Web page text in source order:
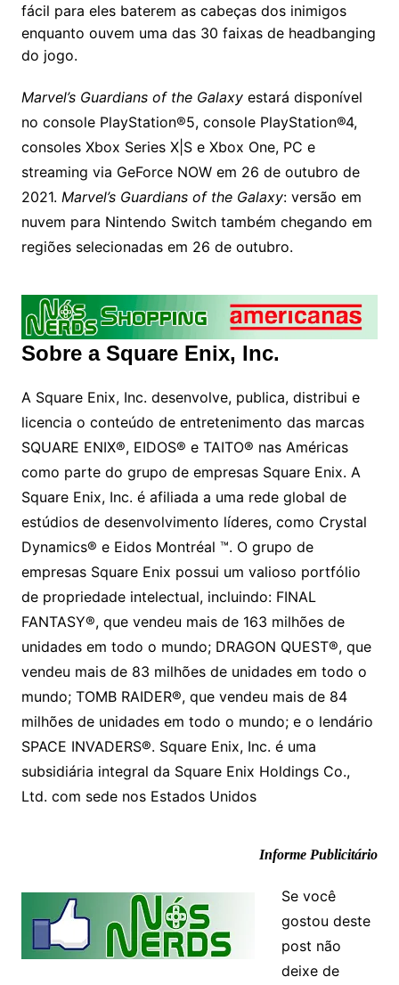
fácil para eles baterem as cabeças dos inimigos
enquanto ouvem uma das 30 faixas de headbanging
do jogo.
Marvel’s Guardians of the Galaxyestará disponível
no console PlayStation®5, console PlayStation®4,
consoles Xbox Series X|S e Xbox One, PC e
streaming via GeForce NOW em 26 de outubro de
2021. Marvel’s Guardians of the Galaxy: versão em
nuvem para Nintendo Switch também chegando em
regiões selecionadas em 26 de outubro.
Sobre a Square Enix, Inc.
A Square Enix, Inc. desenvolve, publica, distribui e
licencia o conteúdo de entretenimento das marcas
SQUARE ENIX®, EIDOS® e TAITO® nas Américas
como parte do grupo de empresas Square Enix. A
Square Enix, Inc. é afiliada a uma rede global de
estúdios de desenvolvimento líderes, como Crystal
Dynamics® e Eidos Montréal ™. O grupo de
empresas Square Enix possui um valioso portfólio
de propriedade intelectual, incluindo: FINAL
FANTASY®, que vendeu mais de 163 milhões de
unidades em todo o mundo; DRAGON QUEST®, que
vendeu mais de 83 milhões de unidades em todo o
mundo; TOMB RAIDER®, que vendeu mais de 84
milhões de unidades em todo o mundo; e o lendário
SPACE INVADERS®. Square Enix, Inc. é uma
subsidiária integral da Square Enix Holdings Co.,
Ltd. com sede nos Estados Unidos
Informe Publicitário
Se você
gostou deste
post não
deixe de